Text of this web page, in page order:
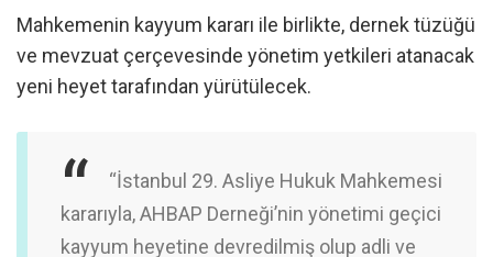
Mahkemenin kayyum kararı ile birlikte, dernek tüzüğü
ve mevzuat çerçevesinde yönetim yetkileri atanacak
yeni heyet tarafından yürütülecek.
“İstanbul 29. Asliye Hukuk Mahkemesi
kararıyla, AHBAP Derneği’nin yönetimi geçici
kayyum heyetine devredilmiş olup adli ve